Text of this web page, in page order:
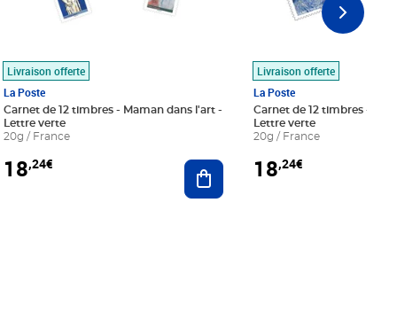
au panier
Livraison offerte
La Poste
Carnet de 12 timbres - Maman dans l'art -
Lettre verte
20g / France
18,24€ Ajouter au panier
Livraison offerte
La Poste
Carnet de 12 timbres - Le
Lettre verte
20g / France
18,24€